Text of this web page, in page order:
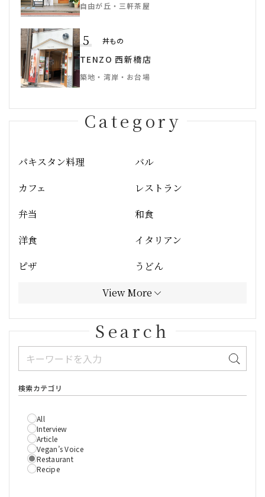
自由が丘・三軒茶屋
5 丼もの
TENZO 西新橋店
築地・湾岸・お台場
Category
パキスタン料理
バル
カフェ
レストラン
弁当
和食
洋食
イタリアン
ピザ
うどん
View More
Search
検索カテゴリ
All
Interview
Article
Vegan’s Voice
Restaurant
Recipe